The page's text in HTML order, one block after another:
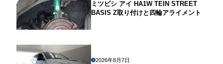
ミツビシ アイ HA1W TEIN STREET
BASIS Z取り付けと四輪アライメント
2026年8月7日